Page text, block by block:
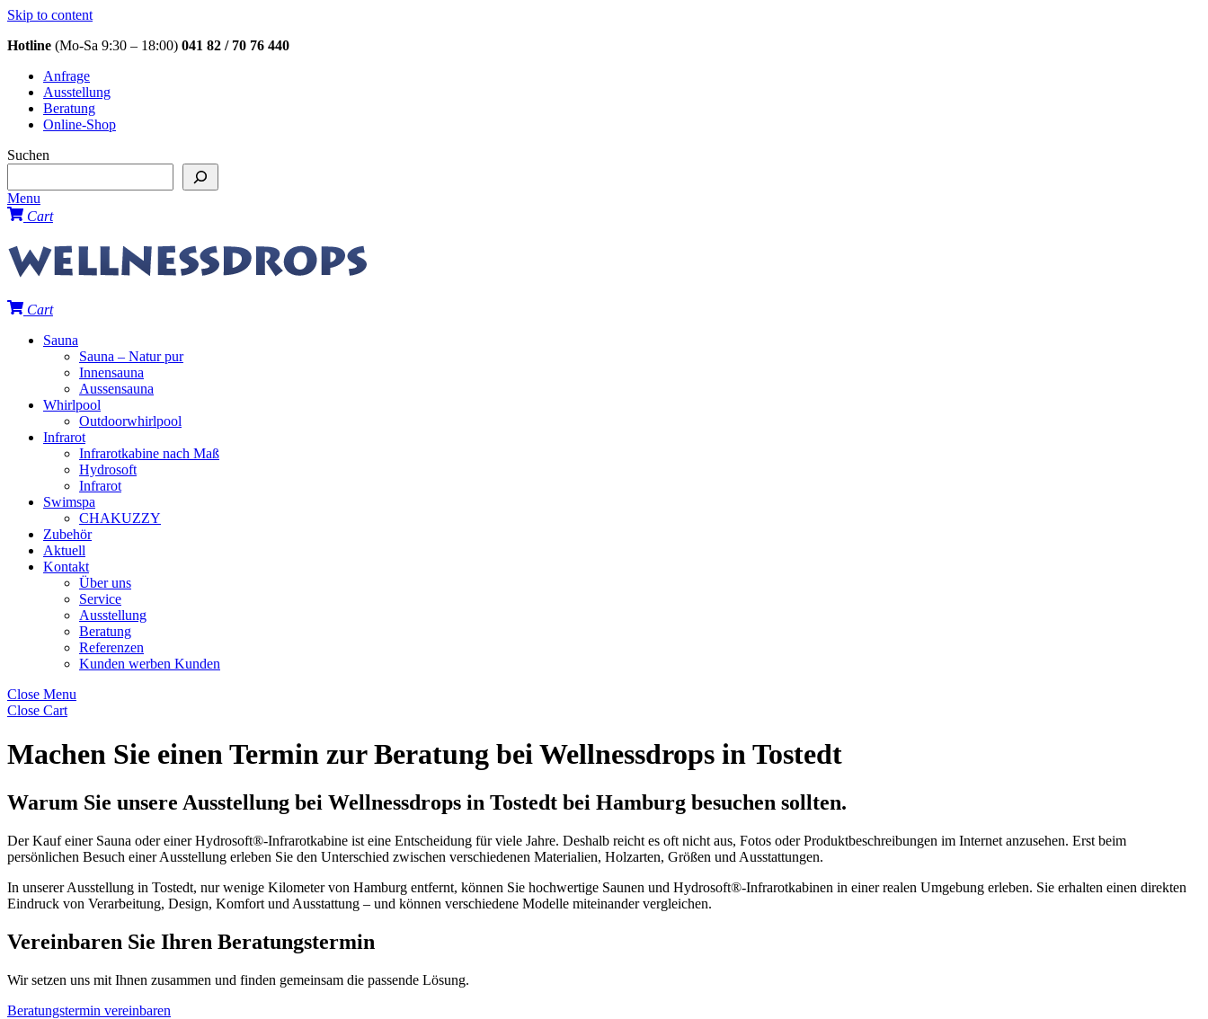
Skip to content
Hotline (Mo-Sa 9:30 – 18:00) 041 82 / 70 76 440
Anfrage
Ausstellung
Beratung
Online-Shop
Suchen
Menu
Cart
Cart
Sauna
Sauna – Natur pur
Innensauna
Aussensauna
Whirlpool
Outdoorwhirlpool
Infrarot
Infrarotkabine nach Maß
Hydrosoft
Infrarot
Swimspa
CHAKUZZY
Zubehör
Aktuell
Kontakt
Über uns
Service
Ausstellung
Beratung
Referenzen
Kunden werben Kunden
Close Menu
Close Cart
Machen Sie einen Termin zur Beratung bei Wellnessdrops in Tostedt
Warum Sie unsere Ausstellung bei Wellnessdrops in Tostedt bei Hamburg besuchen sollten.
Der Kauf einer Sauna oder einer Hydrosoft®-Infrarotkabine ist eine Entscheidung für viele Jahre. Deshalb reicht es oft nicht aus, Fotos oder Produktbeschreibungen im Internet anzusehen. Erst beim
persönlichen Besuch einer Ausstellung erleben Sie den Unterschied zwischen verschiedenen Materialien, Holzarten, Größen und Ausstattungen.
In unserer Ausstellung in Tostedt, nur wenige Kilometer von Hamburg entfernt, können Sie hochwertige Saunen und Hydrosoft®-Infrarotkabinen in einer realen Umgebung erleben. Sie erhalten einen direkten
Eindruck von Verarbeitung, Design, Komfort und Ausstattung – und können verschiedene Modelle miteinander vergleichen.
Vereinbaren Sie Ihren Beratungstermin
Wir setzen uns mit Ihnen zusammen und finden gemeinsam die passende Lösung.
Beratungstermin vereinbaren